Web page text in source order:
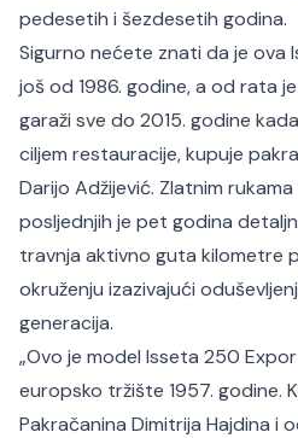
pedesetih i šezdesetih godina.
Sigurno nećete znati da je ova
još od 1986. godine, a od rata
garaži sve do 2015. godine
ciljem restauracije, kupuje
Darijo Adžijević. Zlatnim
posljednjih je pet godina
travnja aktivno guta kilometre
okruženju izazivajući
generacija.
„Ovo je model Isseta 250
europsko tržište 1957. godine.
Pakračanina Dimitrija Hajdina i